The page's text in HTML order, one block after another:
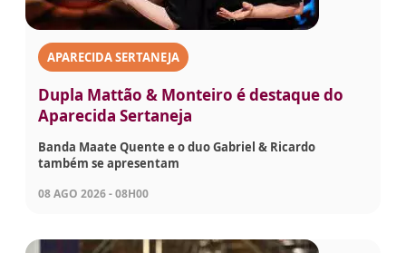
APARECIDA SERTANEJA
Dupla Mattão & Monteiro é destaque do
Aparecida Sertaneja
Banda Maate Quente e o duo Gabriel & Ricardo
também se apresentam
08 AGO 2026 - 08H00